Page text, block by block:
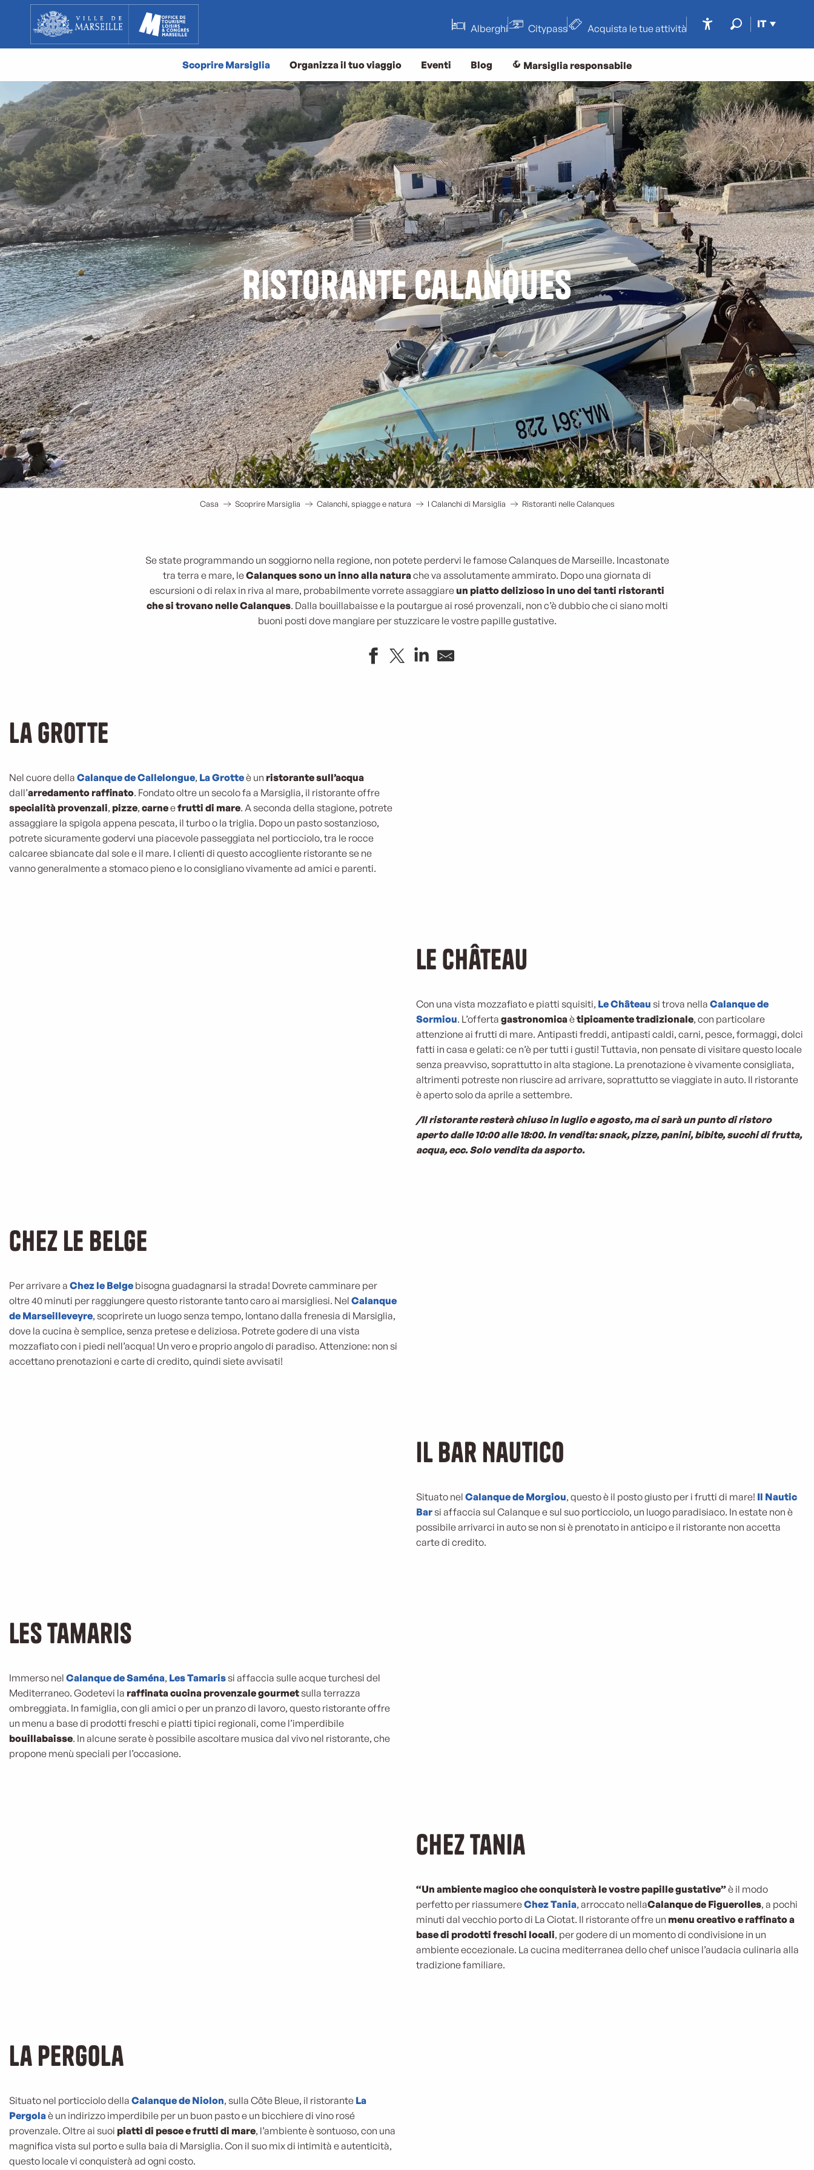
contenu
principal
IT
Alberghi Citypass Acquista le tue attività
Scoprire Marsiglia Organizza il tuo viaggio Eventi Blog Marsiglia responsabile
Ristorante calanques
Casa Scoprire Marsiglia Calanchi, spiagge e natura I Calanchi di Marsiglia Ristoranti nelle Calanques
Se state programmando un soggiorno nella regione, non potete perdervi le famose Calanques de Marseille. Incastonate
tra terra e mare, leCalanques sono un inno alla naturache va assolutamente ammirato. Dopo una giornata di
escursioni o di relax in riva al mare, probabilmente vorrete assaggiareun piatto delizioso in uno dei tanti ristoranti
che si trovano nelle Calanques. Dalla bouillabaisse e la poutargue ai rosé provenzali, non c’è dubbio che ci siano molti
buoni posti dove mangiare per stuzzicare le vostre papille gustative.
La Grotte
Nel cuore della Calanque de Callelongue, La Grotteè un ristorante sull’acqua
dall’arredamento raffinato. Fondato oltre un secolo fa a Marsiglia, il ristorante offre
specialità provenzali, pizze, carneefrutti di mare. A seconda della stagione, potrete
assaggiare la spigola appena pescata, il turbo o la triglia. Dopo un pasto sostanzioso,
potrete sicuramente godervi una piacevole passeggiata nel porticciolo, tra le rocce
calcaree sbiancate dal sole e il mare. I clienti di questo accogliente ristorante se ne
vanno generalmente a stomaco pieno e lo consigliano vivamente ad amici e parenti.
Le Château
Con una vista mozzafiato e piatti squisiti, Le Château si trova nella Calanque de
Sormiou. L’offerta gastronomicaètipicamente tradizionale, con particolare
attenzione ai frutti di mare. Antipasti freddi, antipasti caldi, carni, pesce, formaggi, dolci
fatti in casa e gelati: ce n’è per tutti i gusti! Tuttavia, non pensate di visitare questo locale
senza preavviso, soprattutto in alta stagione. La prenotazione è vivamente consigliata,
altrimenti potreste non riuscire ad arrivare, soprattutto se viaggiate in auto. Il ristorante
è aperto solo da aprile a settembre.
/Il ristorante resterà chiuso in luglio e agosto, ma ci sarà un punto di ristoro
aperto dalle 10:00 alle 18:00. In vendita: snack, pizze, panini, bibite, succhi di frutta,
acqua, ecc. Solo vendita da asporto.
Chez le Belge
Per arrivare a Chez le Belge bisogna guadagnarsi la strada! Dovrete camminare per
oltre 40 minuti per raggiungere questo ristorante tanto caro ai marsigliesi. Nel Calanque
de Marseilleveyre, scoprirete un luogo senza tempo, lontano dalla frenesia di Marsiglia,
dove la cucina è semplice, senza pretese e deliziosa. Potrete godere di una vista
mozzafiato con i piedi nell’acqua! Un vero e proprio angolo di paradiso. Attenzione: non si
accettano prenotazioni e carte di credito, quindi siete avvisati!
Il Bar Nautico
Situato nel Calanque de Morgiou, questo è il posto giusto per i frutti di mare! Il Nautic
Barsi affaccia sul Calanque e sul suo porticciolo, un luogo paradisiaco. In estate non è
possibile arrivarci in auto se non si è prenotato in anticipo e il ristorante non accetta
carte di credito.
Les Tamaris
Immerso nel Calanque de Saména, Les Tamarissi affaccia sulle acque turchesi del
Mediterraneo. Godetevi la raffinata cucina provenzale gourmetsulla terrazza
ombreggiata. In famiglia, con gli amici o per un pranzo di lavoro, questo ristorante offre
un menu a base di prodotti freschi e piatti tipici regionali, come l’imperdibile
bouillabaisse. In alcune serate è possibile ascoltare musica dal vivo nel ristorante, che
propone menù speciali per l’occasione.
Chez Tania
“Un ambiente magico che conquisterà le vostre papille gustative”è il modo
perfetto per riassumereChez Tania, arroccato nellaCalanque de Figuerolles, a pochi
minuti dal vecchio porto di La Ciotat. Il ristorante offre un menu creativo e raffinato a
base di prodotti freschi locali, per godere di un momento di condivisione in un
ambiente eccezionale. La cucina mediterranea dello chef unisce l’audacia culinaria alla
tradizione familiare.
La Pergola
Situato nel porticciolo della Calanque de Niolon, sulla Côte Bleue, il ristorante La
Pergolaè un indirizzo imperdibile per un buon pasto e un bicchiere di vino rosé
provenzale. Oltre ai suoi piatti di pesce e frutti di mare, l’ambiente è sontuoso, con una
magnifica vista sul porto e sulla baia di Marsiglia. Con il suo mix di intimità e autenticità,
questo locale vi conquisterà ad ogni costo.